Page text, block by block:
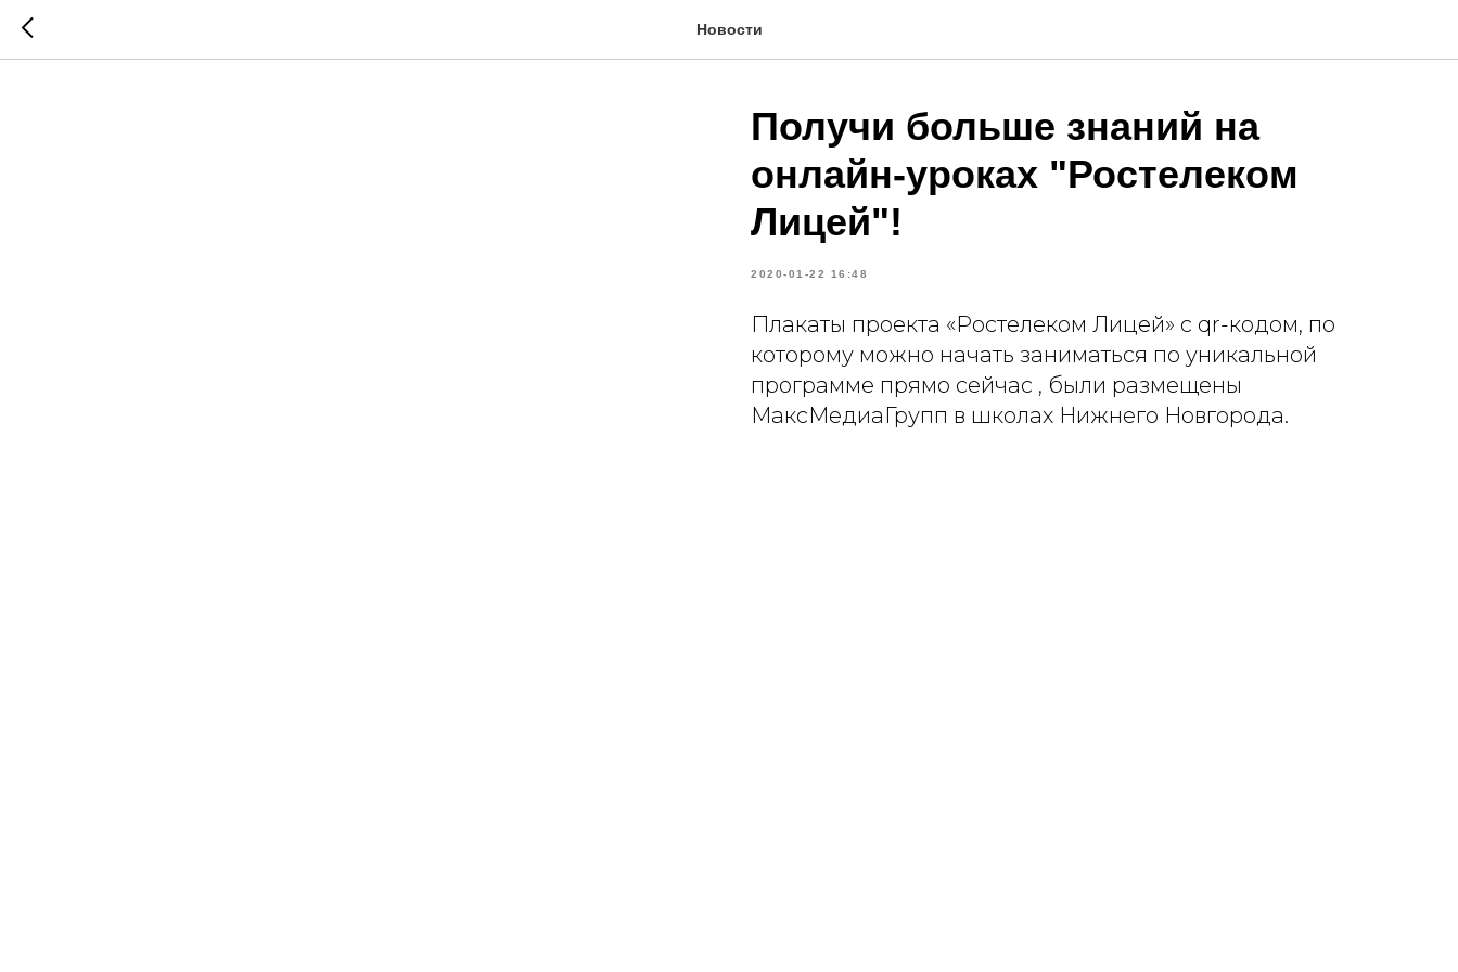
Новости
Получи больше знаний на
онлайн-уроках "Ростелеком
Лицей"!
2020-01-22 16:48
Плакаты проекта «Ростелеком Лицей» с qr-кодом, по
которому можно начать заниматься по уникальной
программе прямо сейчас , были размещены
МаксМедиаГрупп в школах Нижнего Новгорода.